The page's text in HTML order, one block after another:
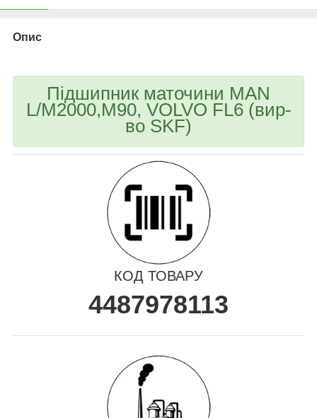
Опис
Підшипник маточини MAN
L/M2000,M90, VOLVO FL6 (вир-
во SKF)
КОД ТОВАРУ
4487978113